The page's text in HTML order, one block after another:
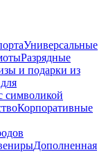
Универсальные
Разрядные
и подарки из
символикой
Корпоративные
Дополненная